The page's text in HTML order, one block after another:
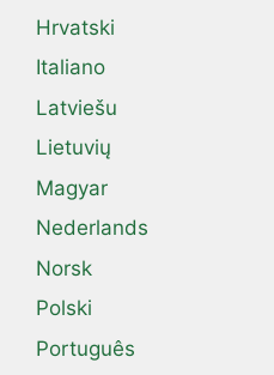
Hrvatski
Italiano
Latviešu
Lietuvių
Magyar
Nederlands
Norsk
Polski
Português